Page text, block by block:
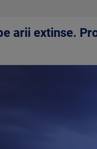
arii extinse.